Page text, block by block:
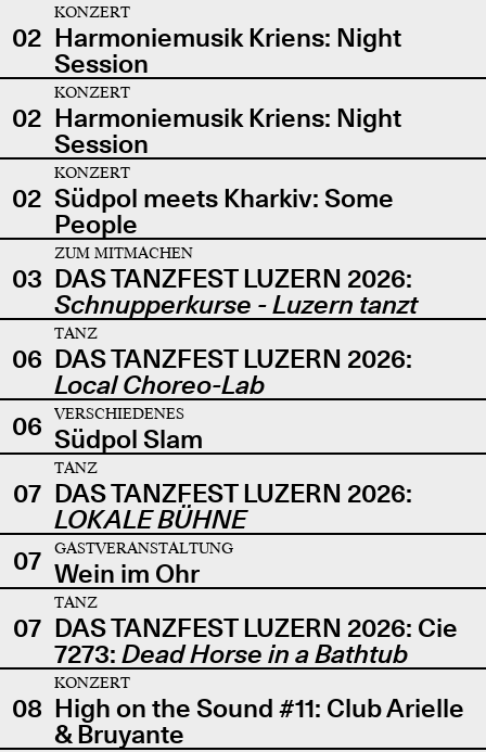
02
KONZERT
Harmoniemusik Kriens: Night
Session
02
KONZERT
Harmoniemusik Kriens: Night
Session
02
KONZERT
Südpol meets Kharkiv: Some
People
03
ZUM MITMACHEN
DAS TANZFEST LUZERN 2026:
Schnupperkurse - Luzern tanzt
06
TANZ
DAS TANZFEST LUZERN 2026:
Local Choreo-Lab
06
VERSCHIEDENES
Südpol Slam
07
TANZ
DAS TANZFEST LUZERN 2026:
LOKALE BÜHNE
07
GASTVERANSTALTUNG
Wein im Ohr
07
TANZ
DAS TANZFEST LUZERN 2026: Cie
7273: Dead Horse in a Bathtub
08
KONZERT
High on the Sound #11: Club Arielle
& Bruyante